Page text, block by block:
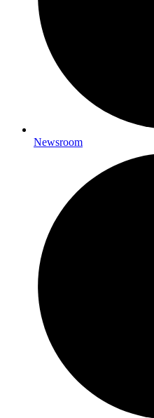
Newsroom